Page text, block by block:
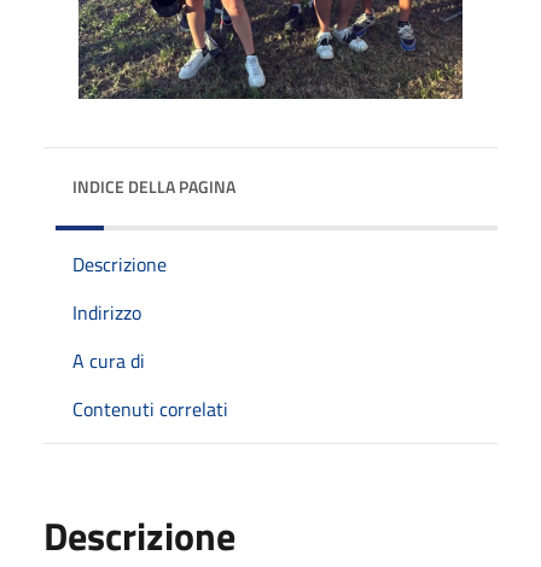
INDICE DELLA PAGINA
Descrizione
Indirizzo
A cura di
Contenuti correlati
Descrizione